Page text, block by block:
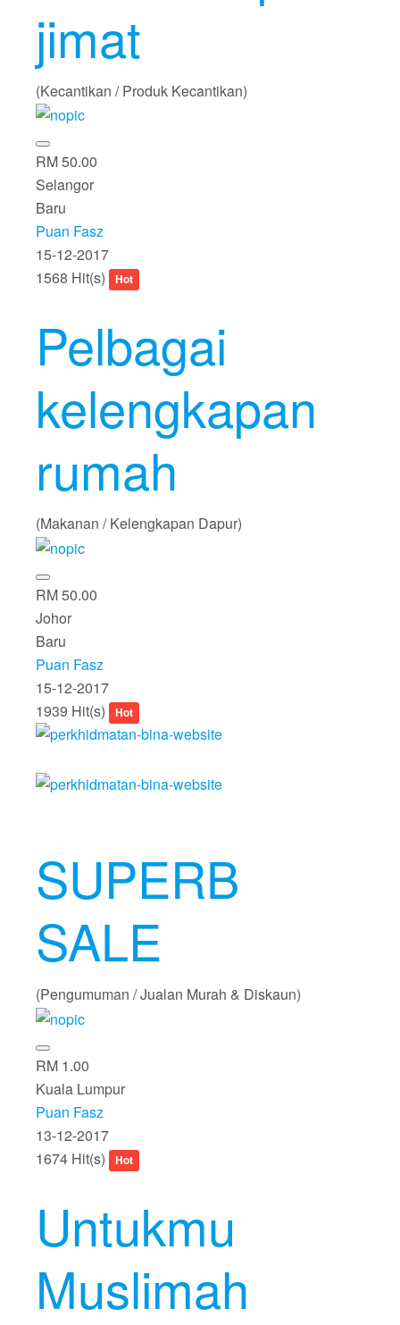
jimat
(Kecantikan / Produk Kecantikan)
RM 50.00
Selangor
Baru
Puan Fasz
15-12-2017
1568 Hit(s)
Hot
Pelbagai
kelengkapan
rumah
(Makanan / Kelengkapan Dapur)
RM 50.00
Johor
Baru
Puan Fasz
15-12-2017
1939 Hit(s)
Hot
SUPERB
SALE
(Pengumuman / Jualan Murah & Diskaun)
RM 1.00
Kuala Lumpur
Puan Fasz
13-12-2017
1674 Hit(s)
Hot
Untukmu
Muslimah